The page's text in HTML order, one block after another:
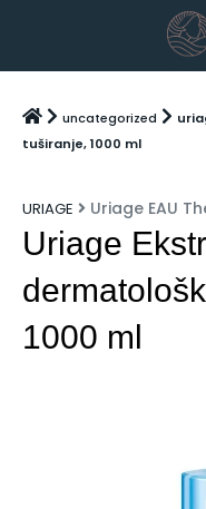
uncategorized
tuširanje, 1000 ml
URIAGE Uriage EAU
Uriage Ekstra bogati
1000 ml